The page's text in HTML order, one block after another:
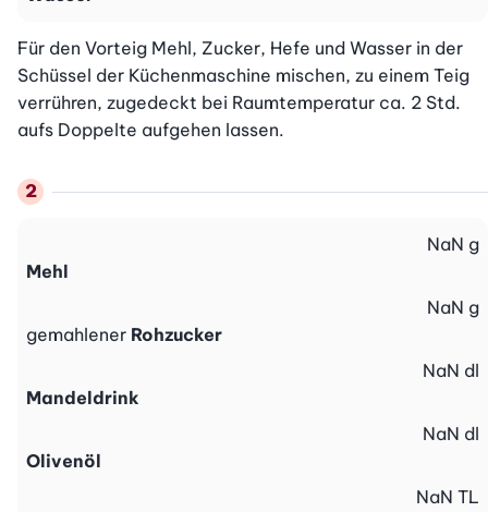
Für den Vorteig Mehl, Zucker, Hefe und Wasser in der
Schüssel der Küchenmaschine mischen, zu einem Teig
verrühren, zugedeckt bei Raumtemperatur ca. 2 Std.
aufs Doppelte aufgehen lassen.
Mehl
NaN g
gemahlener Rohzucker
NaN g
Mandeldrink
NaN dl
Olivenöl
NaN dl
NaN TL